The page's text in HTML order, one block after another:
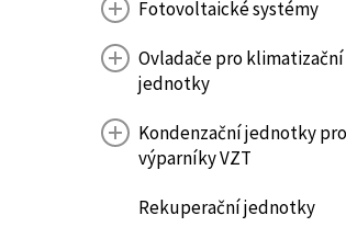
Fotovoltaické systémy
Ovladače pro klimatizační
jednotky
Kondenzační jednotky
výparníky VZT
Rekuperační jednotky